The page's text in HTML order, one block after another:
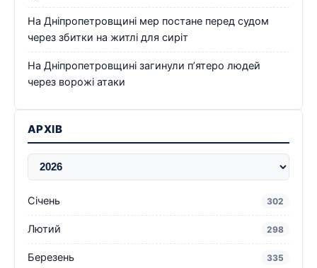
На Дніпропетровщині мер постане перед судом
через збитки на житлі для сиріт
На Дніпропетровщині загинули п’ятеро людей
через ворожі атаки
АРХІВ
Січень 302
Лютий 298
Березень 335